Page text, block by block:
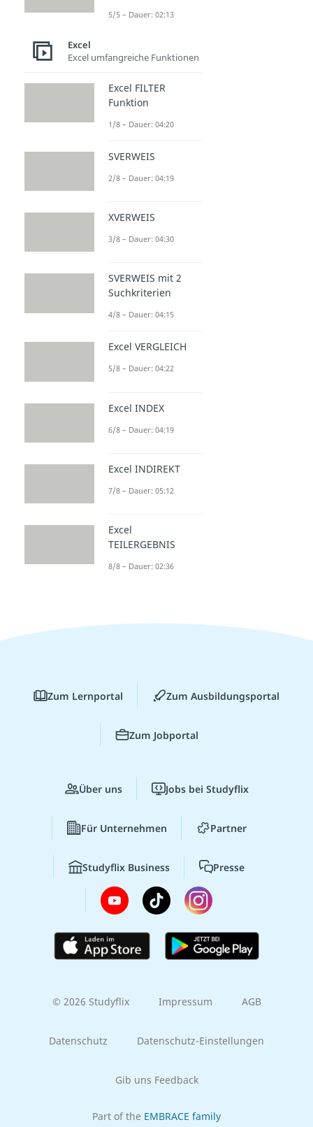
5/5 – Dauer: 02:13
Excel
Excel umfangreiche Funktionen
Excel FILTER
Funktion
1/8 – Dauer: 04:20
SVERWEIS
2/8 – Dauer: 04:19
XVERWEIS
3/8 – Dauer: 04:30
SVERWEIS mit 2
Suchkriterien
4/8 – Dauer: 04:15
Excel VERGLEICH
5/8 – Dauer: 04:22
Excel INDEX
6/8 – Dauer: 04:19
Excel INDIREKT
7/8 – Dauer: 05:12
Excel
TEILERGEBNIS
8/8 – Dauer: 02:36
Zum Lernportal Zum Ausbildungsportal
Zum Jobportal
Über uns Jobs bei Studyflix
Für Unternehmen Partner
Studyflix Business Presse
© 2026 Studyflix Impressum AGB
Datenschutz Datenschutz-Einstellungen
Gib uns Feedback
Part of the EMBRACE family